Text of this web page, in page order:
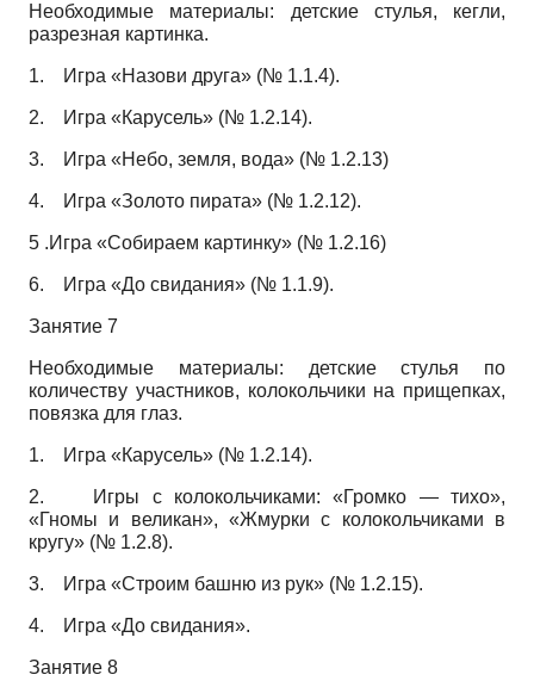
Необходимые материалы: детские стулья, кегли,
разрезная картинка.
1. Игра «Назови друга» (№ 1.1.4).
2. Игра «Карусель» (№ 1.2.14).
3. Игра «Небо, земля, вода» (№ 1.2.13)
4. Игра «Золото пирата» (№ 1.2.12).
5 .Игра «Собираем картинку» (№ 1.2.16)
6. Игра «До свидания» (№ 1.1.9).
Занятие 7
Необходимые материалы: детские стулья по
количеству участников, колокольчики на прищепках,
повязка для глаз.
1. Игра «Карусель» (№ 1.2.14).
2. Игры с колокольчиками: «Громко — тихо»,
«Гномы и великан», «Жмурки с колокольчиками в
кругу» (№ 1.2.8).
3. Игра «Строим башню из рук» (№ 1.2.15).
4. Игра «До свидания».
Занятие 8